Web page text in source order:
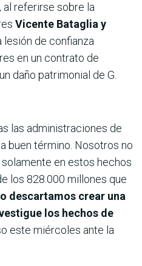
, al referirse sobre la
Vicente Bataglia y
lesión de confianza
en un contrato de
daño patrimonial de G.
las administraciones de
buen término. Nosotros no
en estos hechos
los 828.000 millones que
descartamos crear una
los hechos de
este miércoles ante la